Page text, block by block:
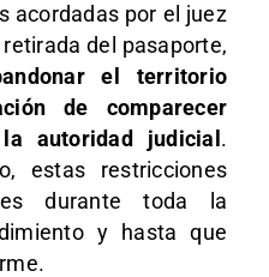
acordadas por el juez
del pasaporte,
el territorio
de comparecer
autoridad judicial .
estas restricciones
durante toda la
y hasta que